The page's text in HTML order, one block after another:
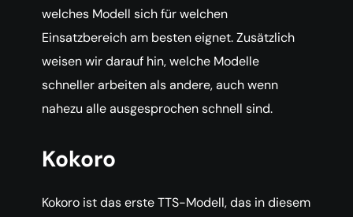
welches Modell sich für welchen
Einsatzbereich am besten eignet. Zusätzlich
weisen wir darauf hin, welche Modelle
schneller arbeiten als andere, auch wenn
nahezu alle ausgesprochen schnell sind.
Kokoro
Kokoro ist das erste TTS-Modell, das in diesem